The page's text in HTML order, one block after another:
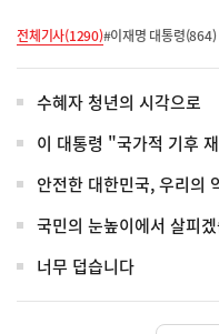
전체기사(1290)#이재명 대통령(864)
수혜자 청년의 시각으로
이 대통령 "국가적 기후
안전한 대한민국, 우리의
국민의 눈높이에서 살피
너무 덥습니다